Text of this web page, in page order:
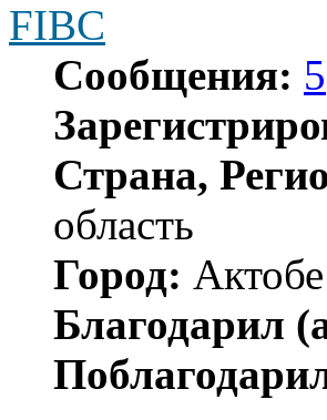
FIBC
Сообщения: 5
Страна,
область
Город: Актобе
Благодарил